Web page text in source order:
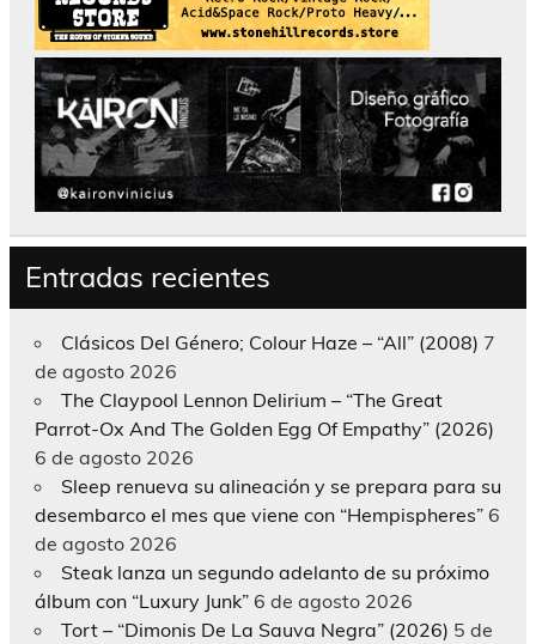
Entradas recientes
Clásicos Del Género; Colour Haze – “All” (2008) 7
de agosto 2026
The Claypool Lennon Delirium – “The Great
Parrot-Ox And The Golden Egg Of Empathy” (2026)
6 de agosto 2026
Sleep renueva su alineación y se prepara para su
desembarco el mes que viene con “Hempispheres” 6
de agosto 2026
Steak lanza un segundo adelanto de su próximo
álbum con “Luxury Junk” 6 de agosto 2026
Tort – “Dimonis De La Sauva Negra” (2026) 5 de